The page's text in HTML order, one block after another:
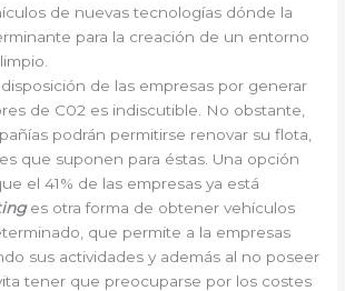
de nuevas tecnologías dónde la
para la creación de un entorno
de las empresas por generar
de C02 es indiscutible. No obstante,
podrán permitirse renovar su flota,
que suponen para éstas. Una opción
el 41% de las empresas ya está
es otra forma de obtener vehículos
que permite a la empresas
sus actividades y además al no poseer
tener que preocuparse por los costes